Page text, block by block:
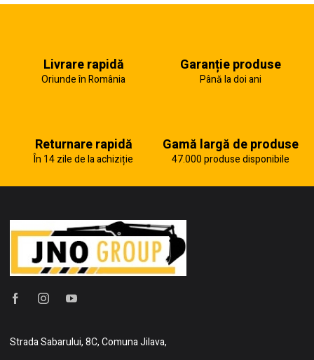
Livrare rapidă
Oriunde în România
Garanție produse
Până la doi ani
Returnare rapidă
În 14 zile de la achiziție
Gamă largă de produse
47.000 produse disponibile
Strada Sabarului, 8C, Comuna Jilava,